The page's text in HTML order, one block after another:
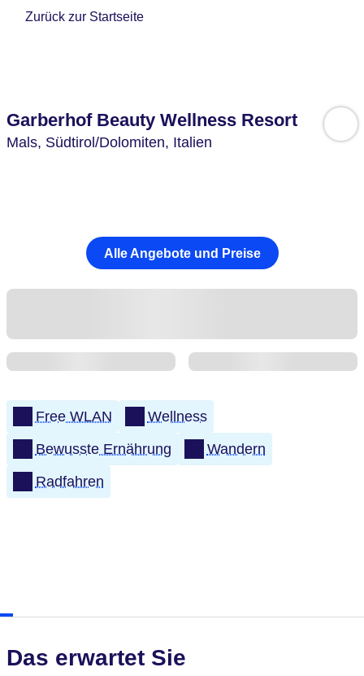
Zurück zur Startseite
Garberhof Beauty Wellness Resort
Mals, Südtirol/Dolomiten, Italien
Alle Angebote und Preise
Free WLAN
Wellness
Bewusste Ernährung
Wandern
Radfahren
Das erwartet Sie